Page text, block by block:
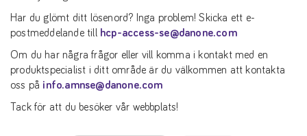
Har du glömt ditt lösenord? Inga problem! Skicka ett e-
postmeddelande till
hcp-access-se@danone.com
Om du har några frågor eller vill komma i kontakt med en
produktspecialist i ditt område är du välkommen att kontakta
oss på info.amnse@danone.com
Tack för att du besöker vår webbplats!